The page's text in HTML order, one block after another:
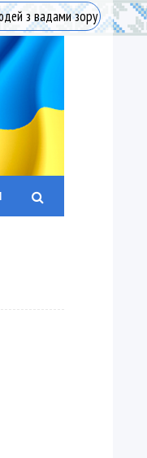
з вадами зору